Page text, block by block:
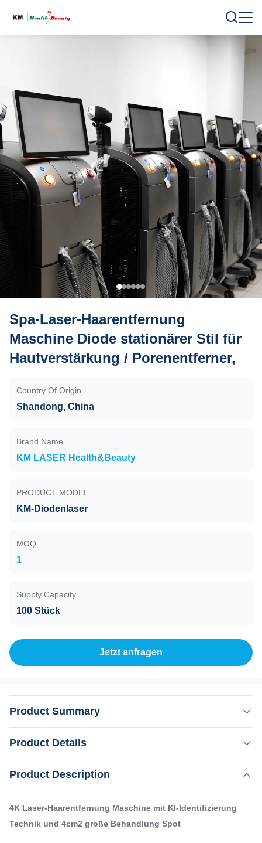
Spa-Laser-Haarentfernung
Maschine Diode stationärer Stil für
Hautverstärkung / Porenentferner,
Country Of Origin
Shandong, China
Brand Name
KM LASER Health&Beauty
PRODUCT MODEL
KM-Diodenlaser
MOQ
1
Supply Capacity
100 Stück
Jetzt anfragen
Product Summary
KM Electronics Co., Ltd, ein Hersteller von
einen guten Lieferanten für die beste ...
Product Details
Hervorheben: Diode der Laser-Haarentfernung für Spa
Product Description
4K Laser-Haarentfernung Maschine mit KI-Identifizierung
Technik und 4cm2 große Behandlung Spot